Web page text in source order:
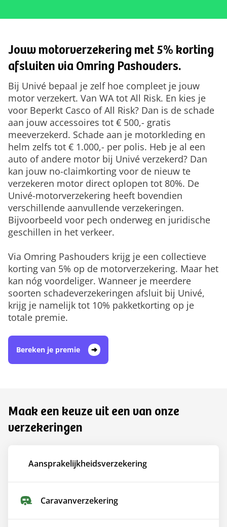
Jouw motorverzekering met 5% korting
afsluiten via Omring Pashouders.
Bij Univé bepaal je zelf hoe compleet je jouw
motor verzekert. Van WA tot All Risk. En kies je
voor Beperkt Casco of All Risk? Dan is de schade
aan jouw accessoires tot € 500,- gratis
meeverzekerd. Schade aan je motorkleding en
helm zelfs tot € 1.000,- per polis. Heb je al een
auto of andere motor bij Univé verzekerd? Dan
kan jouw no-claimkorting voor de nieuw te
verzekeren motor direct oplopen tot 80%. De
Univé-motorverzekering heeft bovendien
verschillende aanvullende verzekeringen.
Bijvoorbeeld voor pech onderweg en juridische
geschillen in het verkeer.
Via Omring Pashouders krijg je een collectieve
korting van 5% op de motorverzekering. Maar het
kan nóg voordeliger. Wanneer je meerdere
soorten schadeverzekeringen afsluit bij Univé,
krijg je namelijk tot 10% pakketkorting op je
totale premie.
Bereken je premie
Maak een keuze uit een van onze
verzekeringen
Aansprakelijkheids­verzekering
Caravan­verzekering